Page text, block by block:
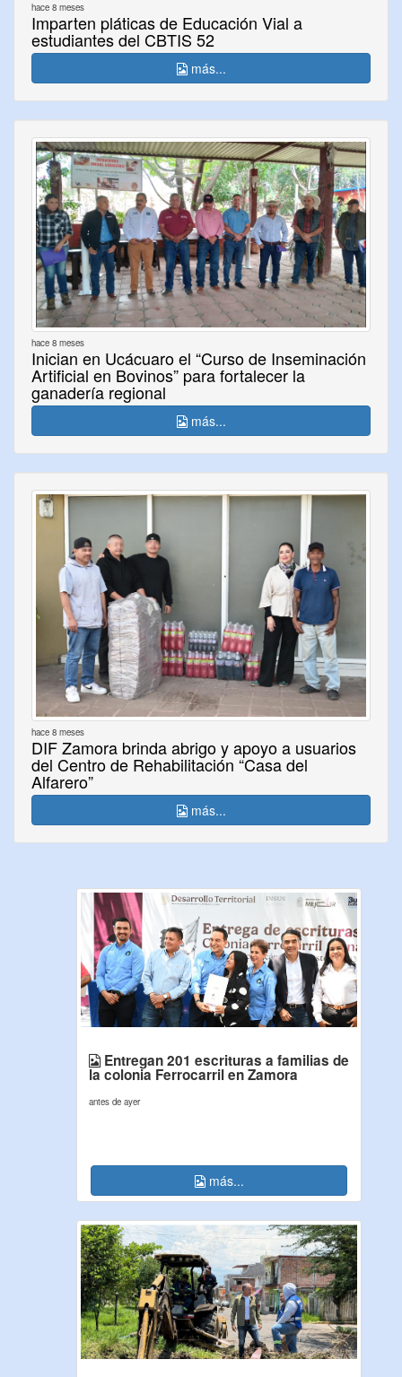
hace 8 meses
Imparten pláticas de Educación Vial a
estudiantes del CBTIS 52
más...
hace 8 meses
Inician en Ucácuaro el “Curso de Inseminación
Artificial en Bovinos” para fortalecer la
ganadería regional
más...
hace 8 meses
DIF Zamora brinda abrigo y apoyo a usuarios
del Centro de Rehabilitación “Casa del
Alfarero”
más...
Entregan 201 escrituras a familias de
la colonia Ferrocarril en Zamora
antes de ayer
más...